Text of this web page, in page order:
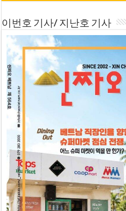
이번호 기사/ 지난호 기사